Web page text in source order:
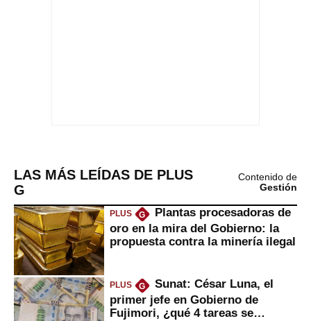
LAS MÁS LEÍDAS DE PLUS
G
Contenido de
Gestión
PLUS G
Plantas procesadoras de
oro en la mira del Gobierno: la
propuesta contra la minería ilegal
PLUS G
Sunat: César Luna, el
primer jefe en Gobierno de
Fujimori, ¿qué 4 tareas se